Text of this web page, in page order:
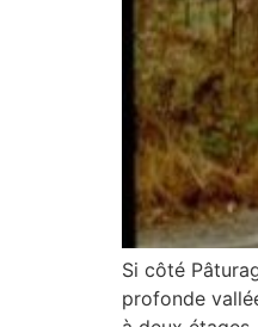
Si côté
profonde